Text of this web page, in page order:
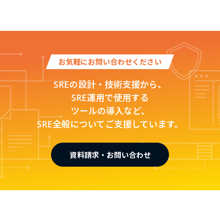
お気軽にお問い合わせください
SREの設計・技術支援から、
SRE運用で使用する
ツールの導入など、
SRE全般についてご支援しています。
資料請求・お問い合わせ